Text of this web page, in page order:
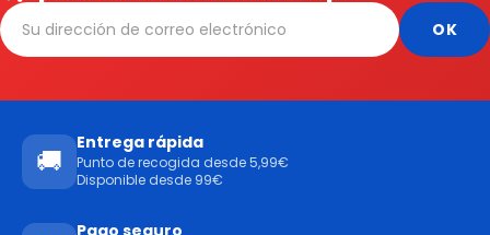
🚚
Entrega rápida
Punto de recogida desde 5,99€
Disponible desde 99€